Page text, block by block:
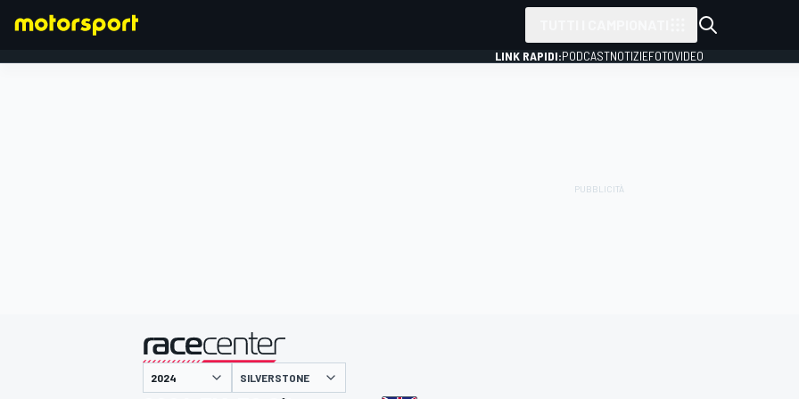
LINK RAPIDI:PODCASTNOTIZIEFOTOVIDEO
presentato da
SILVERSTONE